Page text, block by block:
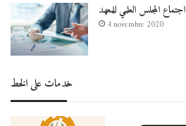
اجتماع المجلس العلمي للمعهد
4 novembre 2020
خدمات على الخط